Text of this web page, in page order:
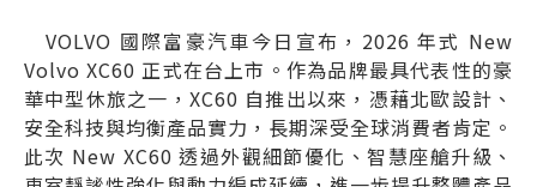
VOLVO 國際富豪汽車今日宣布，2026 年式 New
Volvo XC60 正式在台上市。作為品牌最具代表性的豪
華中型休旅之一，XC60 自推出以來，憑藉北歐設計、
安全科技與均衡產品實力，長期深受全球消費者肯定。
此次 New XC60 透過外觀細節優化、智慧座艙升級、